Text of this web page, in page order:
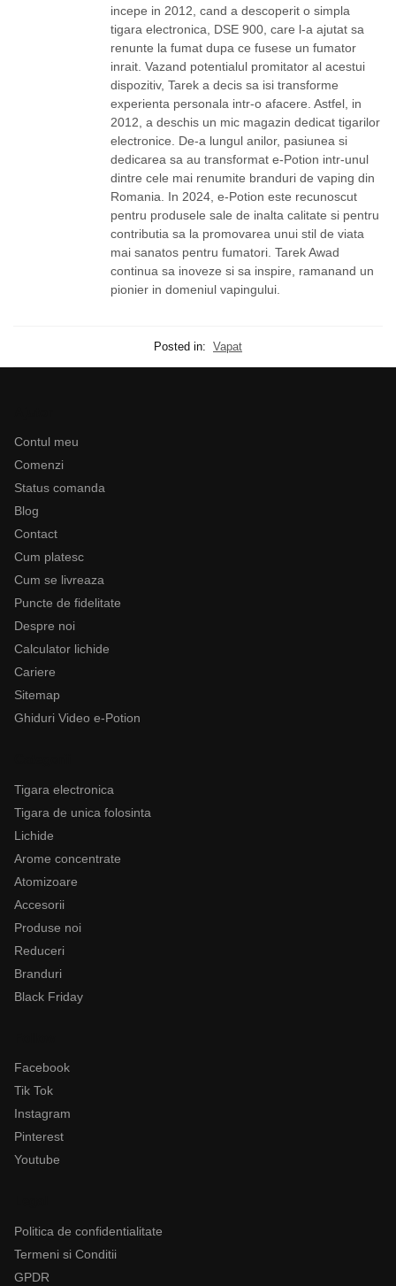
incepe in 2012, cand a descoperit o simpla
tigara electronica, DSE 900, care l-a ajutat sa
renunte la fumat dupa ce fusese un fumator
inrait. Vazand potentialul promitator al acestui
dispozitiv, Tarek a decis sa isi transforme
experienta personala intr-o afacere. Astfel, in
2012, a deschis un mic magazin dedicat tigarilor
electronice. De-a lungul anilor, pasiunea si
dedicarea sa au transformat e-Potion intr-unul
dintre cele mai renumite branduri de vaping din
Romania. In 2024, e-Potion este recunoscut
pentru produsele sale de inalta calitate si pentru
contributia sa la promovarea unui stil de viata
mai sanatos pentru fumatori. Tarek Awad
continua sa inoveze si sa inspire, ramanand un
pionier in domeniul vapingului.
Posted in: Vapat
Contul meu
Comenzi
Status comanda
Blog
Contact
Cum platesc
Cum se livreaza
Puncte de fidelitate
Despre noi
Calculator lichide
Cariere
Sitemap
Ghiduri Video e-Potion
Tigara electronica
Tigara de unica folosinta
Lichide
Arome concentrate
Atomizoare
Accesorii
Produse noi
Reduceri
Branduri
Black Friday
Facebook
Tik Tok
Instagram
Pinterest
Youtube
Politica de confidentialitate
Termeni si Conditii
GPDR